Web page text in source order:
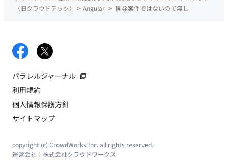
（旧クラウドテック）
> Angular > 開発案件ではないので無し
パラレルジャーナル
利用規約
個人情報保護方針
サイトマップ
copyright (c) CrowdWorks Inc. all rights reserved.
運営会社： 株式会社クラウドワークス